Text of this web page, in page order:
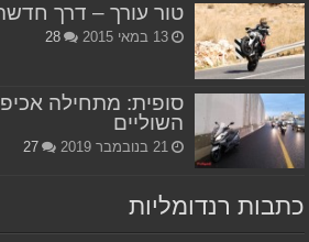
טור עורך – דרך
13 במאי 2015 28
סופית: מתחילה
השוליים
21 בנובמבר 2019 27
כתבות רנדומליות